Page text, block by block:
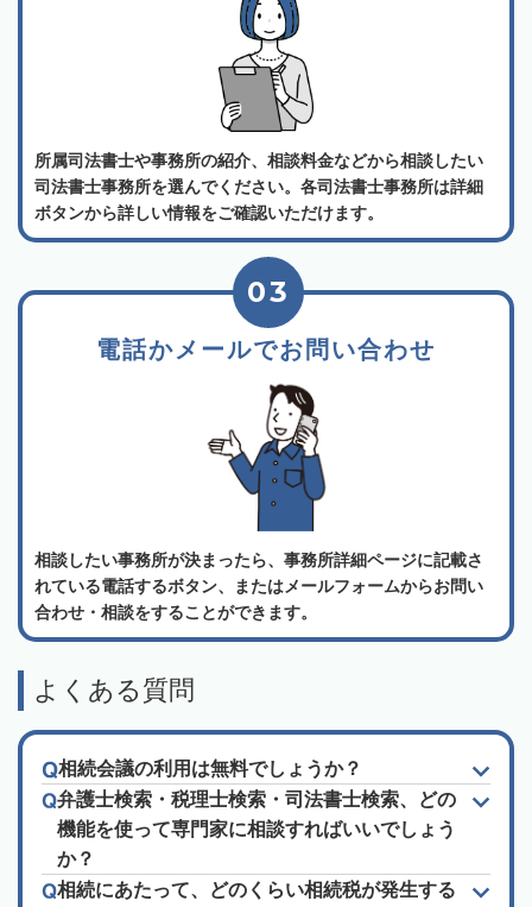
所属司法書士や事務所の紹介、相談料金などから相談したい
司法書士事務所を選んでください。各司法書士事務所は詳細
ボタンから詳しい情報をご確認いただけます。
電話かメールでお問い合わせ
03
相談したい事務所が決まったら、事務所詳細ページに記載さ
れている電話するボタン、またはメールフォームからお問い
合わせ・相談をすることができます。
よくある質問
相続会議の利用は無料でしょうか？
弁護士検索・税理士検索・司法書士検索、どの
機能を使って専門家に相談すればいいでしょう
か？
相続にあたって、どのくらい相続税が発生する